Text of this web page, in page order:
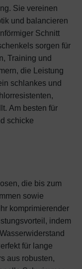
Sie vereinen
und balancieren
Schnitt
sorgen für
Training und
die Leistung
schlankes und
Am besten für
schicke
die bis zum
sowie
komprimierender
indem
für lange
aus robusten,